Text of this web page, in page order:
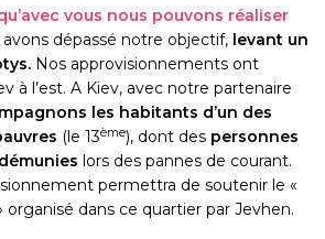
vous nous pouvons réaliser
avons dépassé notre objectif, levant un
Nos approvisionnements ont
à l’est. A Kiev, avec notre partenaire
les habitants d’un des
(le 13ème), dont des personnes
lors des pannes de courant.
permettra de soutenir le «
organisé dans ce quartier par Jevhen.